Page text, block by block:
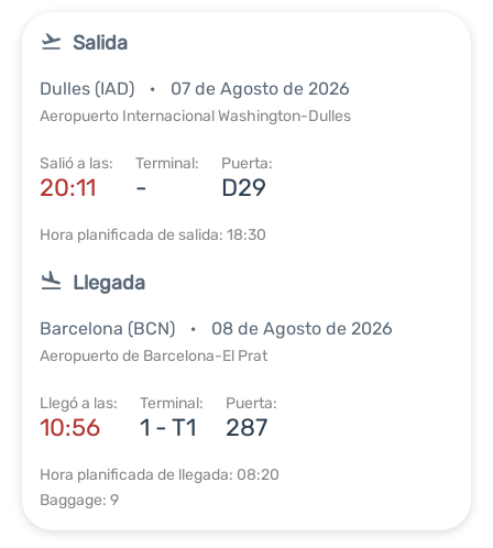
Salida
Dulles (IAD) 07 de Agosto de 2026
Aeropuerto Internacional Washington-Dulles
Salió a las:
20:11
Terminal:
-
Puerta:
D29
Hora planificada de salida: 18:30
Llegada
Barcelona (BCN) 08 de Agosto de 2026
Aeropuerto de Barcelona-El Prat
Llegó a las:
10:56
Terminal:
1 - T1
Puerta:
287
Hora planificada de llegada: 08:20
Baggage: 9